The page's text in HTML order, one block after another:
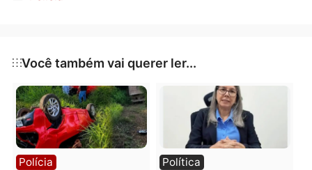
informações anônimas que possam ajudar a elucidar
Publicidade
Categorias
Polícia